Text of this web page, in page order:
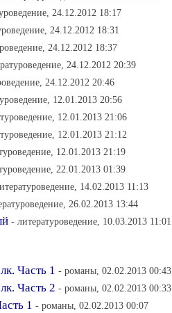
24.12.2012 18:17
24.12.2012 18:31
24.12.2012 18:37
24.12.2012 20:39
24.12.2012 20:46
12.01.2013 20:56
12.01.2013 21:06
12.01.2013 21:12
12.01.2013 21:19
22.01.2013 01:39
14.02.2013 11:13
26.02.2013 13:44
- литературоведение, 10.03.2013 11:01
Часть 1 - романы, 02.02.2013 00:43
Часть 2 - романы, 02.02.2013 00:33
1 - романы, 02.02.2013 00:07